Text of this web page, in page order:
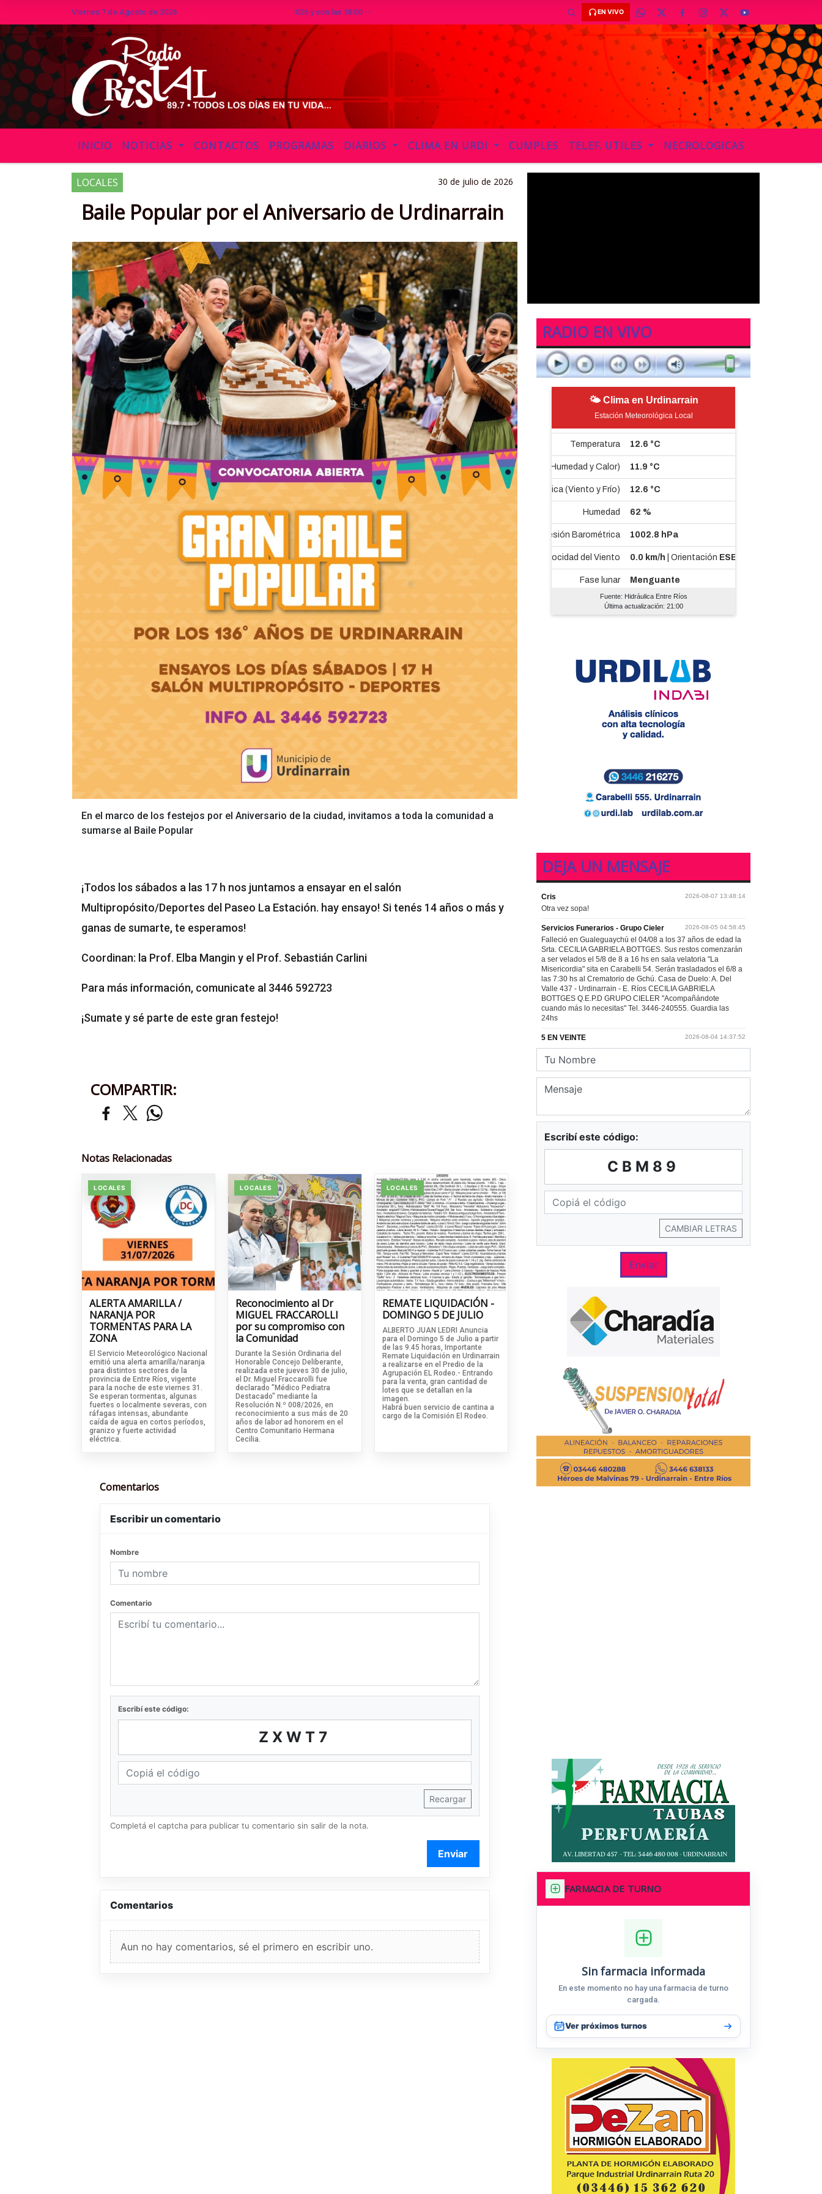
Viernes 7 de Agosto de 2026Hoy es Viernes 7 de Agosto de 2026 y son las 18:00 - - EN VIVO
INICIO NOTICIAS CONTACTOS PROGRAMAS DIARIOS CLIMA EN URDI CUMPLES TELEF. UTILES NECROLOGICAS
LOCALES 30 de julio de 2026
Baile Popular por el Aniversario de Urdinarrain
En el marco de los festejos por el Aniversario de la ciudad, invitamos a toda la comunidad a
sumarse al Baile Popular
¡Todos los sábados a las 17 h nos juntamos a ensayar en el salón
Multipropósito/Deportes del Paseo La Estación. hay ensayo! Si tenés 14 años o más y
ganas de sumarte, te esperamos!
Coordinan: la Prof. Elba Mangin y el Prof. Sebastián Carlini
Para más información, comunicate al 3446 592723
¡Sumate y sé parte de este gran festejo!
COMPARTIR:
Notas Relacionadas
LOCALES
ALERTA AMARILLA /
NARANJA POR
TORMENTAS PARA LA
ZONA
El Servicio Meteorológico Nacional
emitió una alerta amarilla/naranja
para distintos sectores de la
provincia de Entre Ríos, vigente
para la noche de este viernes 31.
Se esperan tormentas, algunas
fuertes o localmente severas, con
ráfagas intensas, abundante
caída de agua en cortos períodos,
granizo y fuerte actividad
eléctrica.
LOCALES
Reconocimiento al Dr
MIGUEL FRACCAROLLI
por su compromiso con
la Comunidad
Durante la Sesión Ordinaria del
Honorable Concejo Deliberante,
realizada este jueves 30 de julio,
el Dr. Miguel Fraccarolli fue
declarado "Médico Pediatra
Destacado" mediante la
Resolución N.º 008/2026, en
reconocimiento a sus más de 20
años de labor ad honorem en el
Centro Comunitario Hermana
Cecilia.
LOCALES
REMATE LIQUIDACIÓN -
DOMINGO 5 DE JULIO
ALBERTO JUAN LEDRI Anuncia
para el Domingo 5 de Julio a partir
de las 9.45 horas, Importante
Remate Liquidación en Urdinarrain
a realizarse en el Predio de la
Agrupación EL Rodeo.- Entrando
para la venta, gran cantidad de
lotes que se detallan en la
imagen.
Habrá buen servicio de cantina a
cargo de la Comisión El Rodeo.
Comentarios
Escribir un comentario
Nombre
Comentario
Escribí este código:
ZXWT7
Recargar
Completá el captcha para publicar tu comentario sin salir de la nota.
Enviar
Comentarios
Aun no hay comentarios, sé el primero en escribir uno.
RADIO EN VIVO
🌤 Clima en Urdinarrain
Estación Meteorológica Local
Fuente: Hidráulica Entre Ríos
Última actualización: 21:00
DEJA UN MENSAJE
Escribí este código:
CBM89
CAMBIAR LETRAS
FARMACIA DE TURNO
Sin farmacia informada
En este momento no hay una farmacia de turno
cargada.
Ver próximos turnos